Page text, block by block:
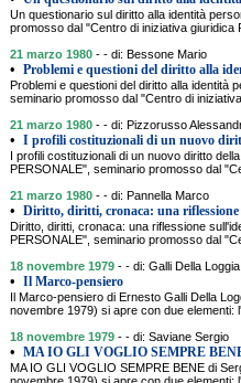
Un questionario sul diritto alla identità
promosso dal "Centro di iniziativa
21 marzo 1980 - - di: Bessone Mario
• Problemi e questioni del diritto alla
Problemi e questioni del diritto alla identità
seminario promosso dal "Centro di
21 marzo 1980 - - di: Pizzorusso
• I profili costituzionali di un nuovo
I profili costituzionali di un nuovo diritto
PERSONALE", seminario promosso dal
21 marzo 1980 - - di: Pannella Marco
• Diritto, diritti, cronaca: una
Diritto, diritti, cronaca: una riflessione
PERSONALE", seminario promosso dal
18 novembre 1979 - - di: Galli Della
• Il Marco-pensiero
Il Marco-pensiero di Ernesto Galli Della
novembre 1979) si apre con due
18 novembre 1979 - - di: Saviane Sergio
• MA IO GLI VOGLIO SEMPRE
MA IO GLI VOGLIO SEMPRE BENE di